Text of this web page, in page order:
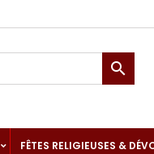

FÊTES RELIGIEUSES &